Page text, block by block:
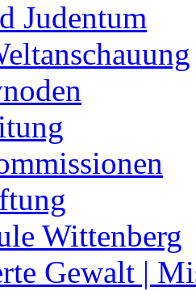
Judentum
Wittenberg
Gewalt |